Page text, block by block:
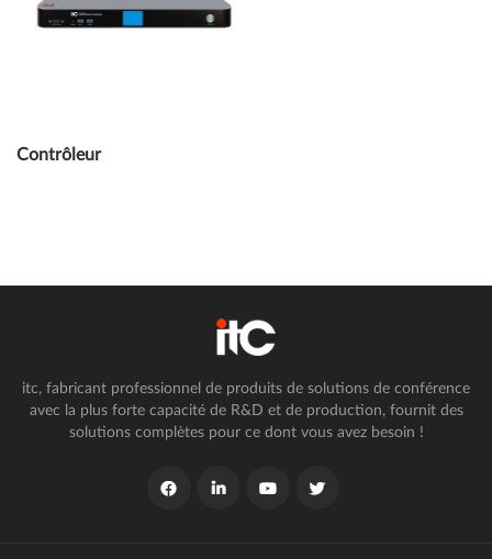
Contrôleur
itc, fabricant professionnel de produits de solutions de conférence
avec la plus forte capacité de R&D et de production, fournit des
solutions complètes pour ce dont vous avez besoin !